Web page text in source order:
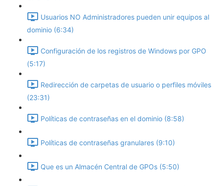
Usuarios NO Administradores pueden unir equipos al
dominio (6:34)
Configuración de los registros de Windows por GPO
(5:17)
Redirección de carpetas de usuario o perfiles móviles
(23:31)
Políticas de contraseñas en el dominio (8:58)
Políticas de contraseñas granulares (9:10)
Que es un Almacén Central de GPOs (5:50)